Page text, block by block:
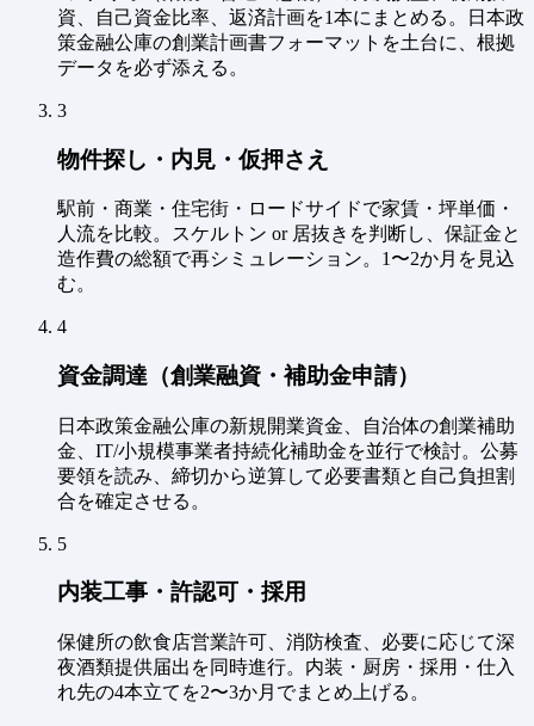
資、自己資金比率、返済計画を1本にまとめる。日本政
策金融公庫の創業計画書フォーマットを土台に、根拠
データを必ず添える。
3
物件探し・内見・仮押さえ
駅前・商業・住宅街・ロードサイドで家賃・坪単価・
人流を比較。スケルトン or 居抜きを判断し、保証金と
造作費の総額で再シミュレーション。1〜2か月を見込
む。
4
資金調達（創業融資・補助金申請）
日本政策金融公庫の新規開業資金、自治体の創業補助
金、IT/小規模事業者持続化補助金を並行で検討。公募
要領を読み、締切から逆算して必要書類と自己負担割
合を確定させる。
5
内装工事・許認可・採用
保健所の飲食店営業許可、消防検査、必要に応じて深
夜酒類提供届出を同時進行。内装・厨房・採用・仕入
れ先の4本立てを2〜3か月でまとめ上げる。